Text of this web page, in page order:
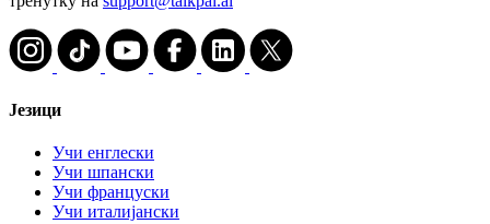
Језици
Учи енглески
Учи шпански
Учи француски
Учи италијански